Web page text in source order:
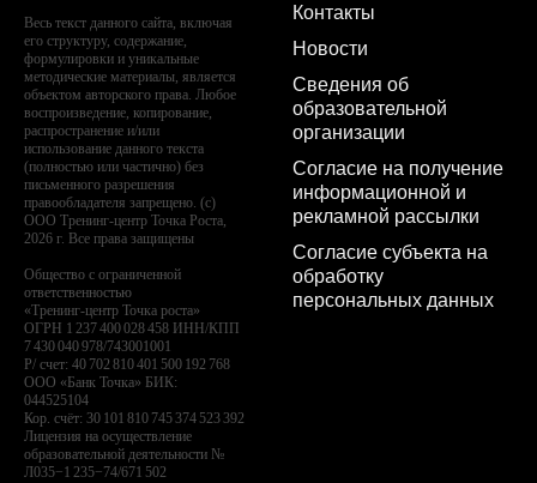
Весь текст данного сайта, включая
его структуру, содержание,
формулировки и уникальные
методические материалы, является
объектом авторского права. Любое
воспроизведение, копирование,
распространение и/или
использование данного текста
(полностью или частично) без
письменного разрешения
правообладателя запрещено. (с)
ООО Тренинг-центр Точка Роста,
2026 г. Все права защищены
Общество с ограниченной
ответственностью
«Тренинг-центр Точка роста»
ОГРН 1 237 400 028 458 ИНН/КПП
7 430 040 978/743001001
Р/ счет: 40 702 810 401 500 192 768
ООО «Банк Точка» БИК:
044525104
Кор. счёт: 30 101 810 745 374 523 392
Лицензия на осуществление
образовательной деятельности №
Л035−1 235−74/671 502
Контакты
Новости
Сведения об
образовательной
организации
Согласие на получение
информационной и
рекламной рассылки
Согласие субъекта на
обработку
персональных данных